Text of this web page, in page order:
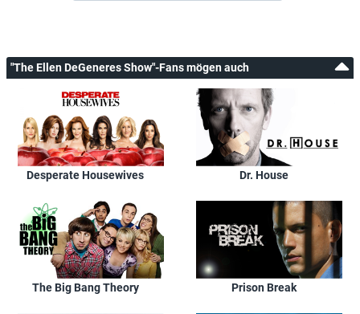
"The Ellen DeGeneres Show"-Fans mögen auch
Desperate Housewives Dr. House
The Big Bang Theory Prison Break